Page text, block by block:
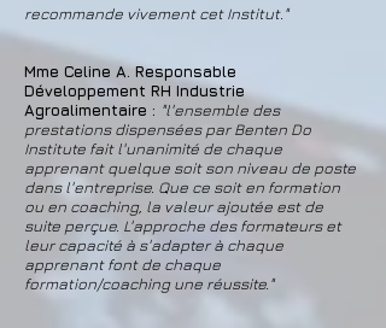
recommande vivement cet Institut."
Mme Celine A. Responsable
Développement RH Industrie
Agroalimentaire : "l'ensemble des
prestations dispensées par Benten Do
Institute fait l'unanimité de chaque
apprenant quelque soit son niveau de poste
dans l'entreprise. Que ce soit en formation
ou en coaching, la valeur ajoutée est de
suite perçue. L'approche des formateurs et
leur capacité à s'adapter à chaque
apprenant font de chaque
formation/coaching une réussite."